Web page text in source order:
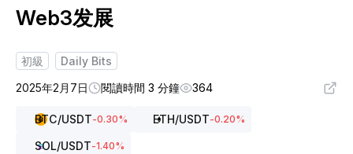
Web3发展
初級
Daily Bits
2025年2月7日
閱讀時間 3 分鐘 364
BTC/USDT-0.30% ETH/USDT-0.20%
SOL/USDT-1.40%